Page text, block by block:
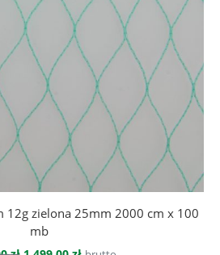
mb
PierwotnaAktualna